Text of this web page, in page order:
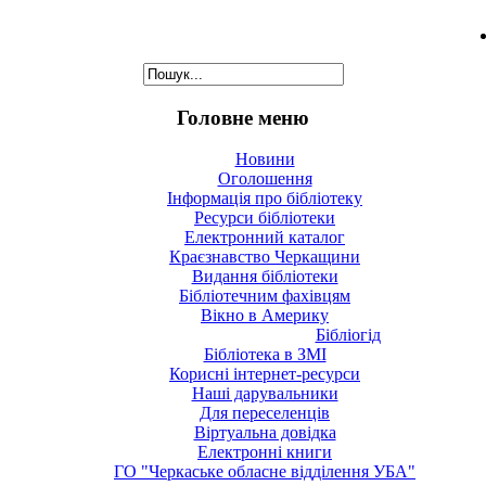
Головне меню
Новини
Оголошення
Інформація про бібліотеку
Ресурси бібліотеки
Електронний каталог
Краєзнавство Черкащини
Видання бібліотеки
Бібліотечним фахівцям
Вікно в Америку
Бібліогід
Бібліотека в ЗМІ
Корисні інтернет-ресурси
Наші дарувальники
Для переселенців
Віртуальна довідка
Електронні книги
ГО "Черкаське обласне відділення УБА"